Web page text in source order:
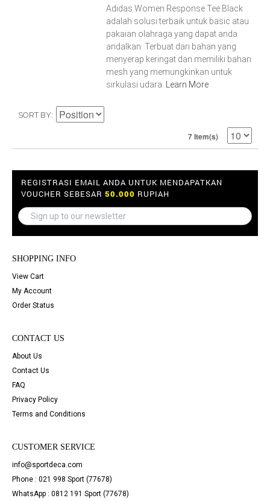
Adidas Women Response Tee Black
adalah solusi terbaik untuk basic atau
pakaian olahraga yang dapat anda
andalkan. Terbuat dari bahan yang
menyerap keringat dan memiliki bahan
mesh yang memungkinkan untuk
sirkulasi udara. Learn More
SORT BY
7 Item(s)
REGISTRASI EMAIL ANDA UNTUK MENDAPATKAN
VOUCHER SEBESAR 50.000 RUPIAH
SHOPPING INFO
View Cart
My Account
Order Status
CONTACT US
About Us
Contact Us
FAQ
Privacy Policy
Terms and Conditions
CUSTOMER SERVICE
info@sportdeca.com
Phone : 021 998 Sport (77678)
WhatsApp : 0812 191 Sport (77678)